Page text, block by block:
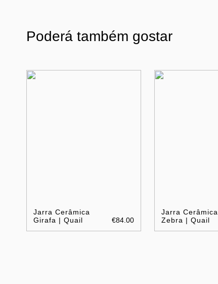
Poderá também gostar
Jarra Cerâmica
Girafa | Quail
€84.00
Jarra Cerâmica
Zebra | Quail